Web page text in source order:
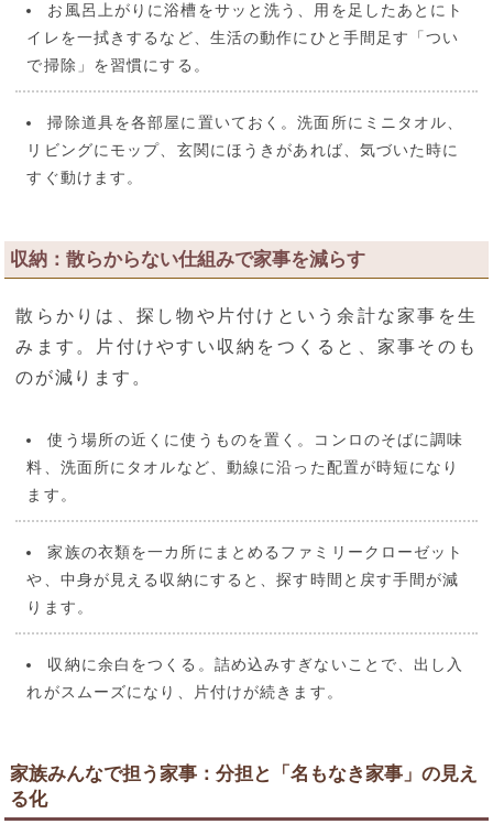
お風呂上がりに浴槽をサッと洗う、用を足したあとにト
イレを一拭きするなど、生活の動作にひと手間足す「つい
で掃除」を習慣にする。
掃除道具を各部屋に置いておく。洗面所にミニタオル、
リビングにモップ、玄関にほうきがあれば、気づいた時に
すぐ動けます。
収納：散らからない仕組みで家事を減らす
散らかりは、探し物や片付けという余計な家事を生
みます。片付けやすい収納をつくると、家事そのも
のが減ります。
使う場所の近くに使うものを置く。コンロのそばに調味
料、洗面所にタオルなど、動線に沿った配置が時短になり
ます。
家族の衣類を一カ所にまとめるファミリークローゼット
や、中身が見える収納にすると、探す時間と戻す手間が減
ります。
収納に余白をつくる。詰め込みすぎないことで、出し入
れがスムーズになり、片付けが続きます。
家族みんなで担う家事：分担と「名もなき家事」の見え
る化